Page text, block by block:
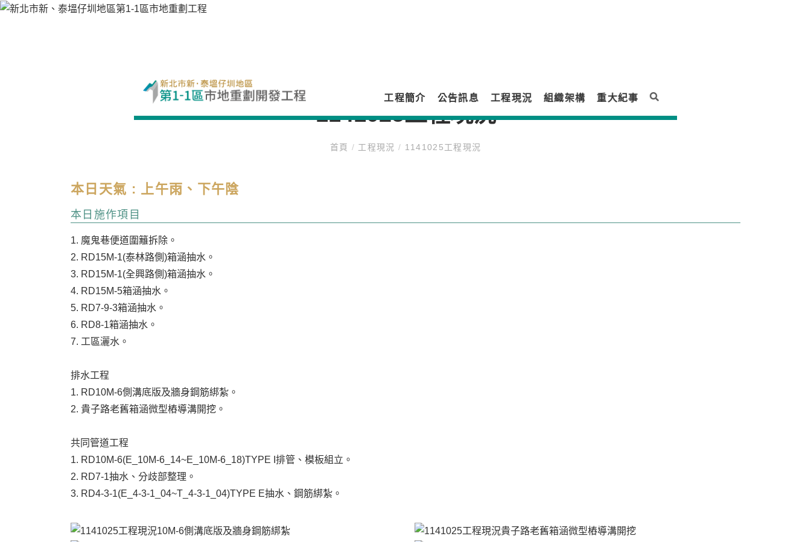
工程簡介 公告訊息 工程現況 組織架構 重大紀事
1141025工程現況
首頁 / 工程現況 / 1141025工程現況
本日天氣 : 上午雨、下午陰
本日施作項目
1. 魔鬼巷便道圍籬拆除。
2. RD15M-1(泰林路側)箱涵抽水。
3. RD15M-1(全興路側)箱涵抽水。
4. RD15M-5箱涵抽水。
5. RD7-9-3箱涵抽水。
6. RD8-1箱涵抽水。
7. 工區灑水。
排水工程
1. RD10M-6側溝底版及牆身鋼筋綁紮。
2. 貴子路老舊箱涵微型樁導溝開挖。
共同管道工程
1. RD10M-6(E_10M-6_14~E_10M-6_18)TYPE I排管、模板組立。
2. RD7-1抽水、分歧部整理。
3. RD4-3-1(E_4-3-1_04~T_4-3-1_04)TYPE E抽水、鋼筋綁紮。
10M-6側溝底版及牆身鋼筋綁紮
貴子路老舊箱涵微型樁導溝開挖